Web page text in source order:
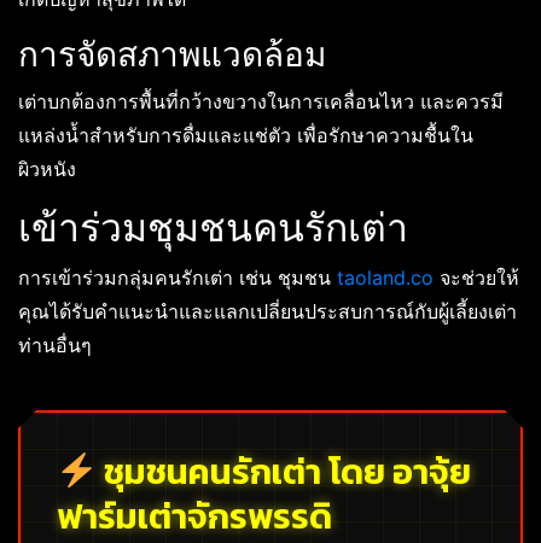
การจัดสภาพแวดล้อม
เต่าบกต้องการพื้นที่กว้างขวางในการเคลื่อนไหว และควรมี
แหล่งน้ำสำหรับการดื่มและแช่ตัว เพื่อรักษาความชื้นใน
ผิวหนัง
เข้าร่วมชุมชนคนรักเต่า
การเข้าร่วมกลุ่มคนรักเต่า เช่น ชุมชน taoland.co จะช่วยให้
คุณได้รับคำแนะนำและแลกเปลี่ยนประสบการณ์กับผู้เลี้ยงเต่า
ท่านอื่นๆ
ชุมชนคนรักเต่า โดย อาจุ้ย
ฟาร์มเต่าจักรพรรดิ